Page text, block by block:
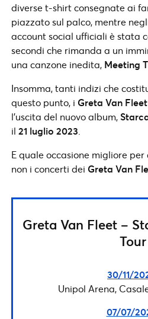
diverse t-shirt consegnate ai
piazzato sul palco, mentre
account social ufficiali è stata
secondi che rimanda a un
una canzone inedita, Meeting
Insomma, tanti indizi che
questo punto, i Greta Van Fleet
l’uscita del nuovo album,
il 21 luglio 2023
E quale occasione migliore
non i concerti dei Greta Van
Greta Van Fleet –
Tour
30/11/
Unipol Arena,
07/07/